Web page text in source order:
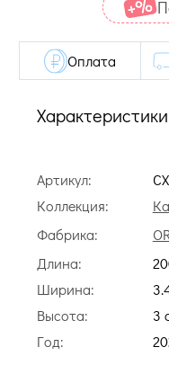
Характеристики
Артикул:
Коллекция:
Фабрика:
Длина:
Ширина:
Высота:
3
Год:
Оплата